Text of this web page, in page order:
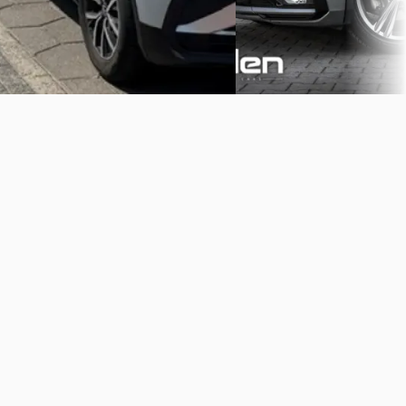
Bekijk aanbieding →
Vergelijk
Vergelijk